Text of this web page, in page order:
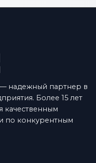
надежный партнер в
Более 15 лет
качественным
по конкурентным